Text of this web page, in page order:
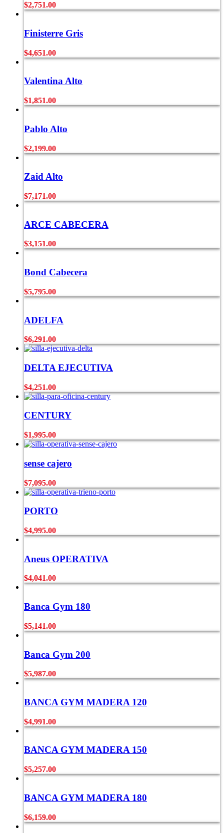
$2,751.00
Finisterre Gris
$4,651.00
Valentina Alto
$1,851.00
Pablo Alto
$2,199.00
Zaid Alto
$7,171.00
ARCE CABECERA
$3,151.00
Bond Cabecera
$5,795.00
ADELFA
$6,291.00
DELTA EJECUTIVA
$4,251.00
CENTURY
$1,995.00
sense cajero
$7,095.00
PORTO
$4,995.00
Aneus OPERATIVA
$4,041.00
Banca Gym 180
$5,141.00
Banca Gym 200
$5,987.00
BANCA GYM MADERA 120
$4,991.00
BANCA GYM MADERA 150
$5,257.00
BANCA GYM MADERA 180
$6,159.00